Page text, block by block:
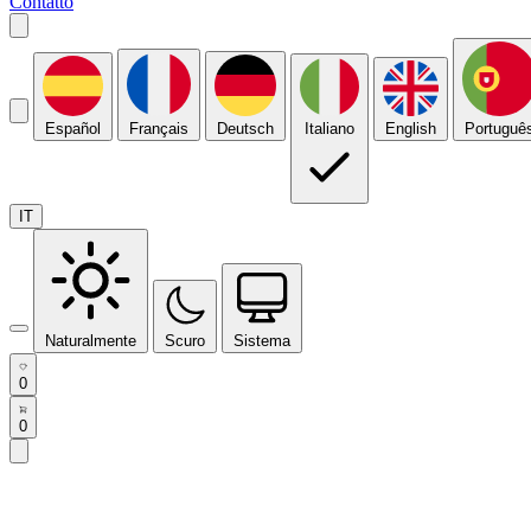
Español Français Deutsch Italiano English
IT
Naturalmente Scuro Sistema
0
0